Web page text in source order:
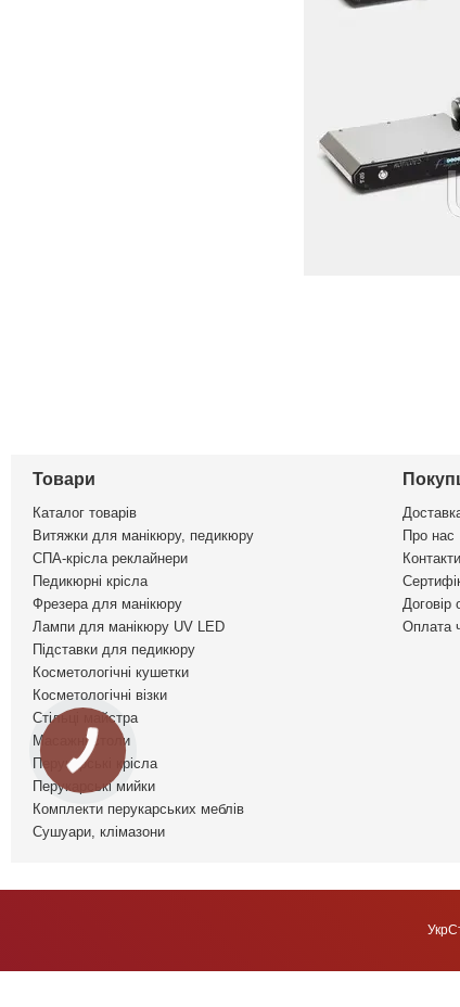
Товари
Каталог товарів
Витяжки для манікюру, педикюру
СПА-крісла реклайнери
Педикюрні крісла
Фрезера для манікюру
Лампи для манікюру UV LED
Підставки для педикюру
Косметологічні кушетки
Косметологічні візки
Стільці майстра
Масажні столи
Перукарські крісла
Перукарські мийки
Комплекти перукарських меблів
Сушуари, клімазони
Про нас
Контакти
Договір
Оплата